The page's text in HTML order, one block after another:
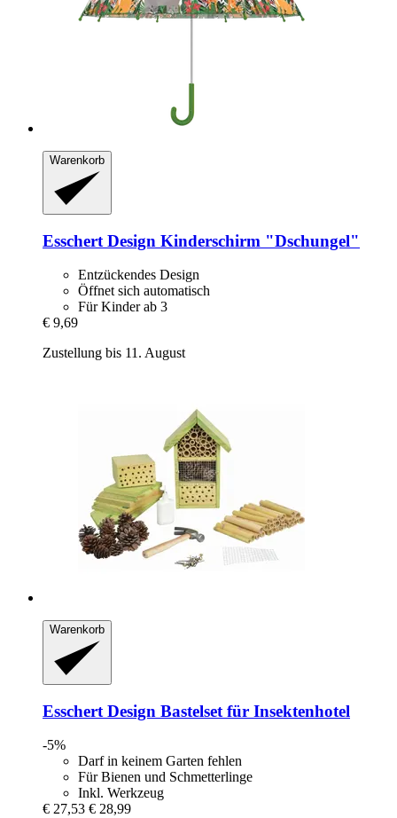
Warenkorb
Esschert Design Kinderschirm "Dschungel"
Entzückendes Design
Öffnet sich automatisch
Für Kinder ab 3
€ 9,69
Zustellung bis 11. August
Warenkorb
Esschert Design Bastelset für Insektenhotel
-5%
Darf in keinem Garten fehlen
Für Bienen und Schmetterlinge
Inkl. Werkzeug
€ 27,53 € 28,99